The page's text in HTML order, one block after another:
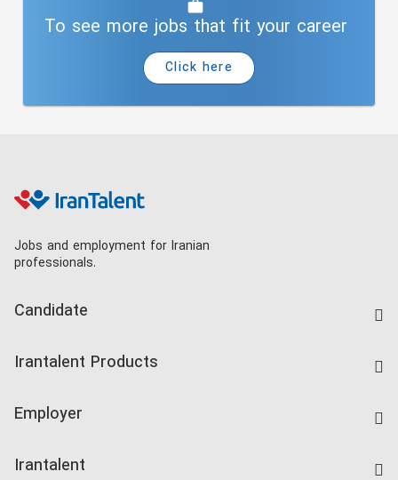
To see more jobs that fit your career
Click here
Jobs and employment for Iranian
professionals.
Candidate
Companies Rate
Irantalent Products
Kardix
Employer
Irantalent